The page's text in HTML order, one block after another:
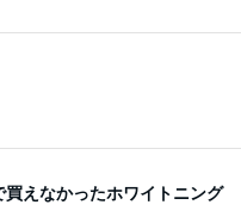
買えなかったホワイトニング